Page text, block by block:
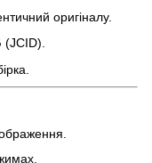
оригіналу.
(JCID).